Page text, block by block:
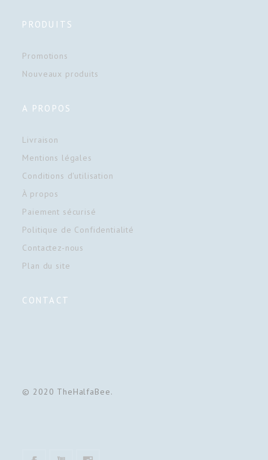
PRODUITS
Promotions
Nouveaux produits
A PROPOS
Livraison
Mentions légales
Conditions d'utilisation
À propos
Paiement sécurisé
Politique de Confidentialité
Contactez-nous
Plan du site
CONTACT
© 2020 TheHalfaBee.